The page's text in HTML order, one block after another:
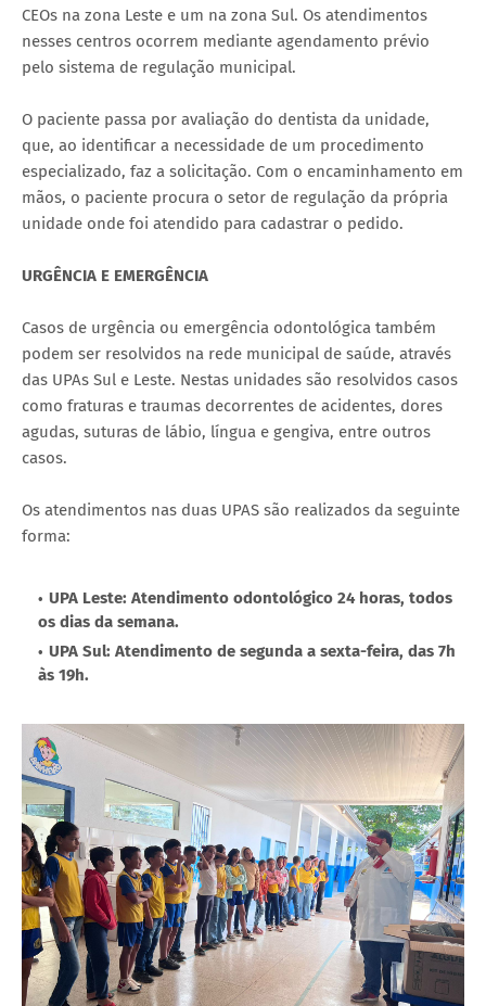
CEOs na zona Leste e um na zona Sul. Os atendimentos
nesses centros ocorrem mediante agendamento prévio
pelo sistema de regulação municipal.
O paciente passa por avaliação do dentista da unidade,
que, ao identificar a necessidade de um procedimento
especializado, faz a solicitação. Com o encaminhamento em
mãos, o paciente procura o setor de regulação da própria
unidade onde foi atendido para cadastrar o pedido.
URGÊNCIA E EMERGÊNCIA
Casos de urgência ou emergência odontológica também
podem ser resolvidos na rede municipal de saúde, através
das UPAs Sul e Leste. Nestas unidades são resolvidos casos
como fraturas e traumas decorrentes de acidentes, dores
agudas, suturas de lábio, língua e gengiva, entre outros
casos.
Os atendimentos nas duas UPAS são realizados da seguinte
forma:
UPA Leste: Atendimento odontológico 24 horas, todos
os dias da semana.
UPA Sul: Atendimento de segunda a sexta-feira, das 7h
às 19h.